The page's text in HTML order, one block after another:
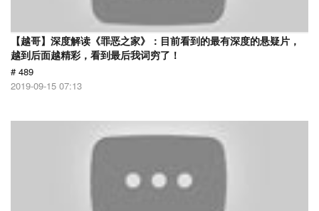
【越哥】深度解读《罪恶之家》：目前看到的最有深度的悬疑片，
越到后面越精彩，看到最后我词穷了！
# 489
2019-09-15 07:13